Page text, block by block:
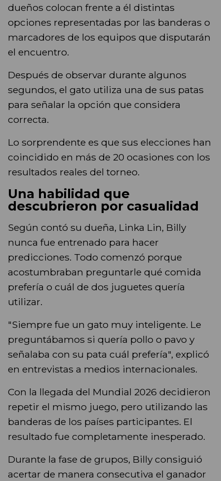
dueños colocan frente a él distintas
opciones representadas por las banderas o
marcadores de los equipos que disputarán
el encuentro.
Después de observar durante algunos
segundos, el gato utiliza una de sus patas
para señalar la opción que considera
correcta.
Lo sorprendente es que sus elecciones han
coincidido en más de 20 ocasiones con los
resultados reales del torneo.
Una habilidad que
descubrieron por casualidad
Según contó su dueña, Linka Lin, Billy
nunca fue entrenado para hacer
predicciones. Todo comenzó porque
acostumbraban preguntarle qué comida
prefería o cuál de dos juguetes quería
utilizar.
"Siempre fue un gato muy inteligente. Le
preguntábamos si quería pollo o pavo y
señalaba con su pata cuál prefería", explicó
en entrevistas a medios internacionales.
Con la llegada del Mundial 2026 decidieron
repetir el mismo juego, pero utilizando las
banderas de los países participantes. El
resultado fue completamente inesperado.
Durante la fase de grupos, Billy consiguió
acertar de manera consecutiva el ganador